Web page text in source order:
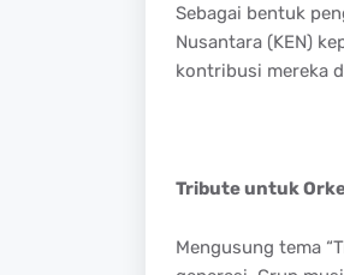
Sebagai bentuk
Nusantara (KEN)
kontribusi mereka
Tribute untuk
Mengusung tema